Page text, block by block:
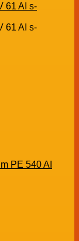
61 AI s-
61 AI s-
PE 540 AI